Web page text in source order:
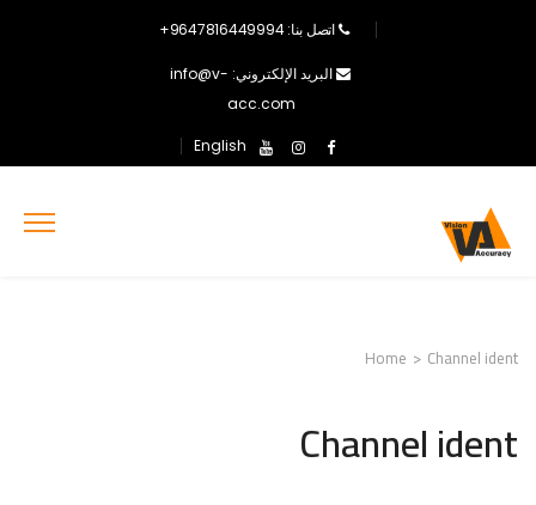
اتصل بنا: 9647816449994+
البريد الإلكتروني: info@v-
acc.com
English
Home > Channel ident
Channel ident